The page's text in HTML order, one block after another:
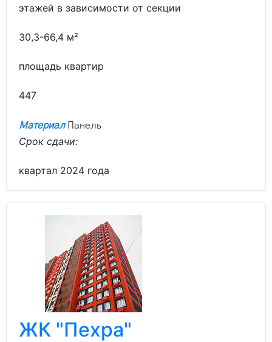
этажей в зависимости от секции
30,3-66,4 м²
площадь квартир
447
Материал Панель
Срок сдачи:
квартал 2024 года
ЖК "Пехра"